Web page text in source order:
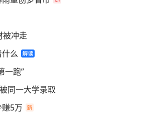
被冲走
么
一跑”
同一大学录取
5万